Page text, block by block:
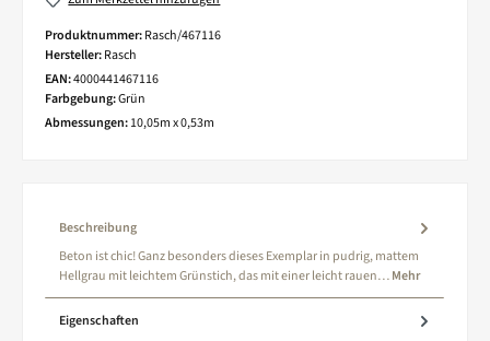
Produktnummer:Rasch/467116
Hersteller:Rasch
EAN:4000441467116
Farbgebung:Grün
Abmessungen:10,05m x 0,53m
Beschreibung
Beton ist chic! Ganz besonders dieses Exemplar in pudrig, mattem
Hellgrau mit leichtem Grünstich, das mit einer leicht rauen…Mehr
Eigenschaften